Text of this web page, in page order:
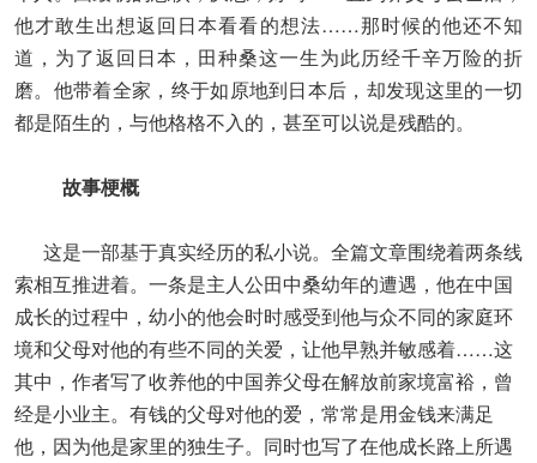
他才敢生出想返回日本看看的想法……那时候的他还不知
道，为了返回日本，田种桑这一生为此历经千辛万险的折
磨。他带着全家，终于如原地到日本后，却发现这里的一切
都是陌生的，与他格格不入的，甚至可以说是残酷的。
故事梗概
这是一部基于真实经历的私小说。全篇文章围绕着两条线
索相互推进着。一条是主人公田中桑幼年的遭遇，他在中国
成长的过程中，幼小的他会时时感受到他与众不同的家庭环
境和父母对他的有些不同的关爱，让他早熟并敏感着……这
其中，作者写了收养他的中国养父母在解放前家境富裕，曾
经是小业主。有钱的父母对他的爱，常常是用金钱来满足
他，因为他是家里的独生子。同时也写了在他成长路上所遇